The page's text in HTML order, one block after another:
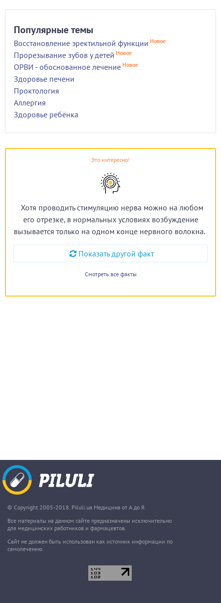
Популярные темы
Восстановление эректильной функции Новое
Прорезывание зубов у детей Новое
ОРВИ - обоснованное лечение Новое
Здоровье печени
Проктология
Аллергия
Здоровье ребёнка
Это интересно!
Хотя проводить стимуляцию нерва можно на любом
его отрезке, в нормальных условиях возбуждение
вызывается только на одном конце нервного волокна.
Показать другой факт
Смотреть все факты
© Copyright 2005-2018. Piluli.ua Медицина от А до Я.
Все материалы на данном сайте предназначены исключительно
для медицинских работников и фармацевтов.
Сайт не должен быть использован как источник информации по
самолечению.